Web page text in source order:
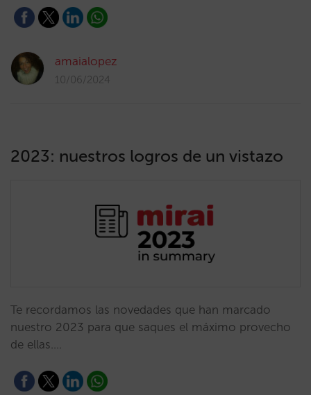
amaialopez
10/06/2024
2023: nuestros logros de un vistazo
Te recordamos las novedades que han marcado
nuestro 2023 para que saques el máximo provecho
de ellas.…